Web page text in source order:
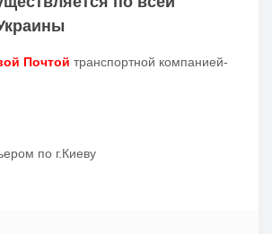
Почтой транспортной компанией-
по г.Киеву